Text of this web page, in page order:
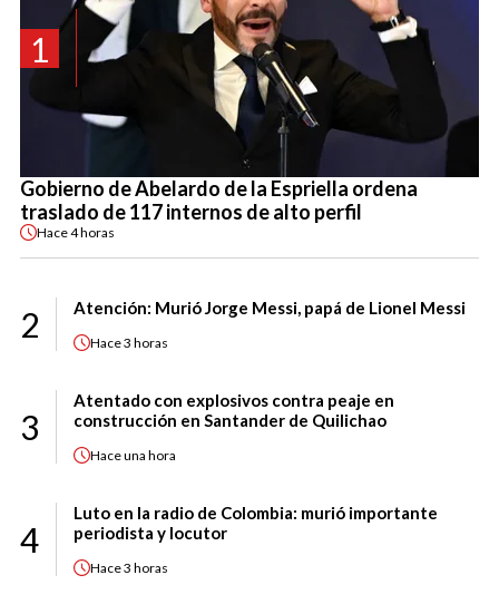
1
Gobierno de Abelardo de la Espriella ordena
traslado de 117 internos de alto perfil
Hace4 horas
2 Atención: Murió Jorge Messi, papá de Lionel Messi
Hace3 horas
3
Atentado con explosivos contra peaje en
construcción en Santander de Quilichao
Haceuna hora
4
Luto en la radio de Colombia: murió importante
periodista y locutor
Hace3 horas